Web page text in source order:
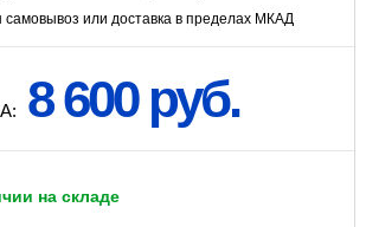
самовывоз или доставка в пределах МКАД
8 600 руб.
на складе